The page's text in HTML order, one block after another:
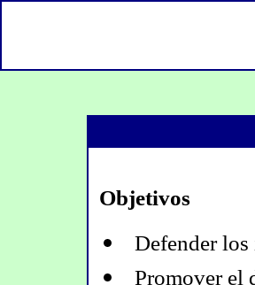
Objetivos
Defender
Promover el